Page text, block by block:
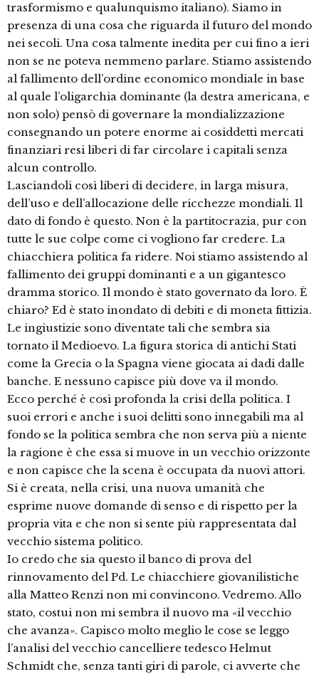
trasformismo e qualunquismo italiano). Siamo in
presenza di una cosa che riguarda il futuro del mondo
nei secoli. Una cosa talmente inedita per cui fino a ieri
non se ne poteva nemmeno parlare. Stiamo assistendo
al fallimento dell’ordine economico mondiale in base
al quale l’oligarchia dominante (la destra americana, e
non solo) pensò di governare la mondializzazione
consegnando un potere enorme ai cosiddetti mercati
finanziari resi liberi di far circolare i capitali senza
alcun controllo.
Lasciandoli così liberi di decidere, in larga misura,
dell’uso e dell’allocazione delle ricchezze mondiali. Il
dato di fondo è questo. Non è la partitocrazia, pur con
tutte le sue colpe come ci vogliono far credere. La
chiacchiera politica fa ridere. Noi stiamo assistendo al
fallimento dei gruppi dominanti e a un gigantesco
dramma storico. Il mondo è stato governato da loro. È
chiaro? Ed è stato inondato di debiti e di moneta fittizia.
Le ingiustizie sono diventate tali che sembra sia
tornato il Medioevo. La figura storica di antichi Stati
come la Grecia o la Spagna viene giocata ai dadi dalle
banche. E nessuno capisce più dove va il mondo.
Ecco perché è così profonda la crisi della politica. I
suoi errori e anche i suoi delitti sono innegabili ma al
fondo se la politica sembra che non serva più a niente
la ragione è che essa si muove in un vecchio orizzonte
e non capisce che la scena è occupata da nuovi attori.
Si è creata, nella crisi, una nuova umanità che
esprime nuove domande di senso e di rispetto per la
propria vita e che non si sente più rappresentata dal
vecchio sistema politico.
Io credo che sia questo il banco di prova del
rinnovamento del Pd. Le chiacchiere giovanilistiche
alla Matteo Renzi non mi convincono. Vedremo. Allo
stato, costui non mi sembra il nuovo ma «il vecchio
che avanza». Capisco molto meglio le cose se leggo
l’analisi del vecchio cancelliere tedesco Helmut
Schmidt che, senza tanti giri di parole, ci avverte che